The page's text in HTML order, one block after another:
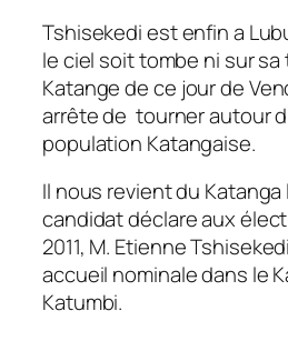
Tshisekedi est enfin a
le ciel soit tombe ni sur
Katange de ce jour de
arrête de tourner autour
population Katangaise.
Il nous revient du
candidat déclare aux
2011, M. Etienne
accueil nominale dans le
Katumbi.